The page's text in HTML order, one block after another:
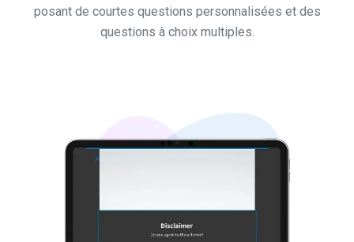
posant de courtes questions personnalisées et des
questions à choix multiples.